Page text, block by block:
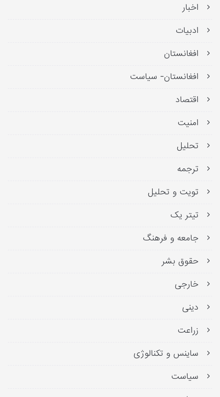
اخبار
ادبیات
افغانستان
افغانستان- سیاست
اقتصاد
امنیت
تحلیل
ترجمه
تویت و تحلیل
تیتر یک
جامعه و فرهنگ
حقوق بشر
خارجی
دینی
زراعت
ساینس و تکنالوژی
سیاست